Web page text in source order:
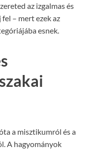
az izgalmas és
– mert ezek az
esnek.
a misztikumról és a
A hagyományok